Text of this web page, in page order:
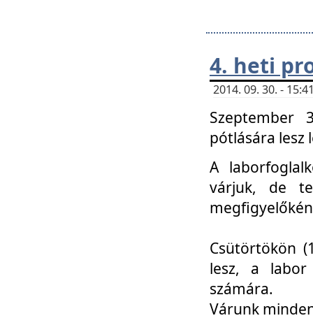
4. heti
2014. 09. 30. -
Szeptember
pótlására lesz
A
várjuk, de
Csütörtökön
lesz, a labor
számára.
Várunk